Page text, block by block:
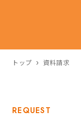
トップ 資料請求
REQUEST